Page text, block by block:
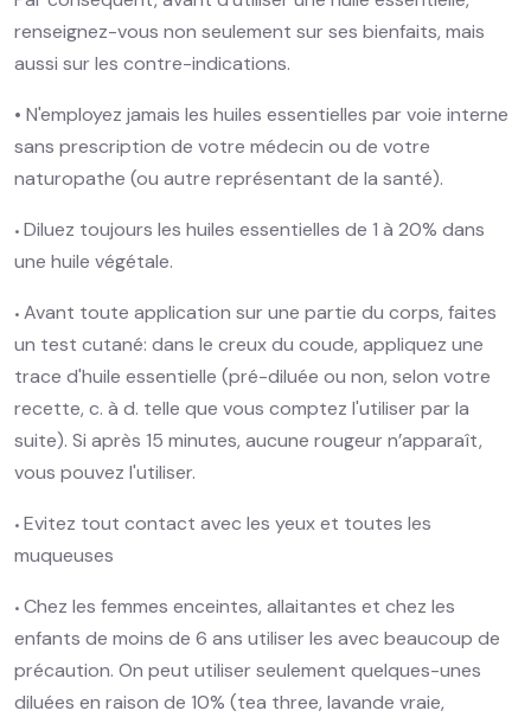
renseignez-vous non seulement sur ses bienfaits, mais
aussi sur les contre-indications.
• N'employez jamais les huiles essentielles par voie interne
sans prescription de votre médecin ou de votre
naturopathe (ou autre représentant de la santé).
• Diluez toujours les huiles essentielles de 1 à 20% dans
une huile végétale.
• Avant toute application sur une partie du corps, faites
un test cutané: dans le creux du coude, appliquez une
trace d'huile essentielle (pré-diluée ou non, selon votre
recette, c. à d. telle que vous comptez l'utiliser par la
suite). Si après 15 minutes, aucune rougeur n’apparaît,
vous pouvez l'utiliser.
• Evitez tout contact avec les yeux et toutes les
muqueuses
• Chez les femmes enceintes, allaitantes et chez les
enfants de moins de 6 ans utiliser les avec beaucoup de
précaution. On peut utiliser seulement quelques-unes
diluées en raison de 10% (tea three, lavande vraie,